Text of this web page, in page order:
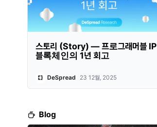
스토리 (Story) — 프로그래머블 IP
블록체인의 1년 회고
DeSpread 23 12월, 2025
Blog